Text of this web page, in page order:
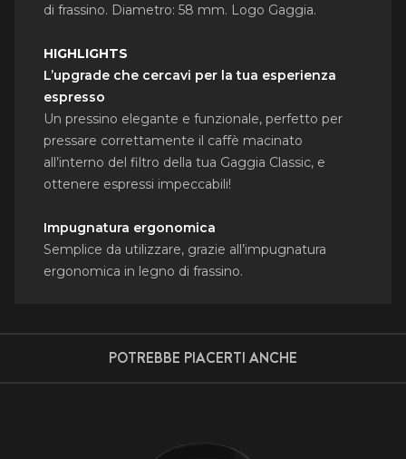
di frassino. Diametro: 58 mm. Logo Gaggia.
HIGHLIGHTS
L’upgrade che cercavi per la tua esperienza
espresso
Un pressino elegante e funzionale, perfetto per
pressare correttamente il caffè macinato
all’interno del filtro della tua Gaggia Classic, e
ottenere espressi impeccabili!
Impugnatura ergonomica
Semplice da utilizzare, grazie all’impugnatura
ergonomica in legno di frassino.
POTREBBE PIACERTI ANCHE